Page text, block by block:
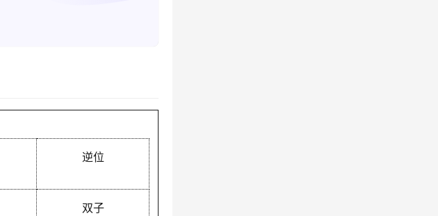
逆位
双子